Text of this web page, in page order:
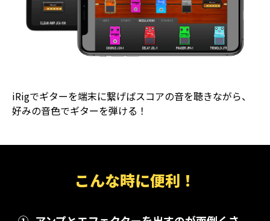
iRigでギターを端末に繋げばスコアの音を聴きながら、
好みの音色でギターを弾ける！
こんな時に便利！